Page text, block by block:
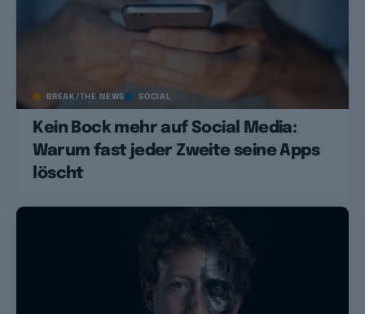
BREAK/THE NEWS SOCIAL
Kein Bock mehr auf Social Media:
Warum fast jeder Zweite seine Apps
löscht